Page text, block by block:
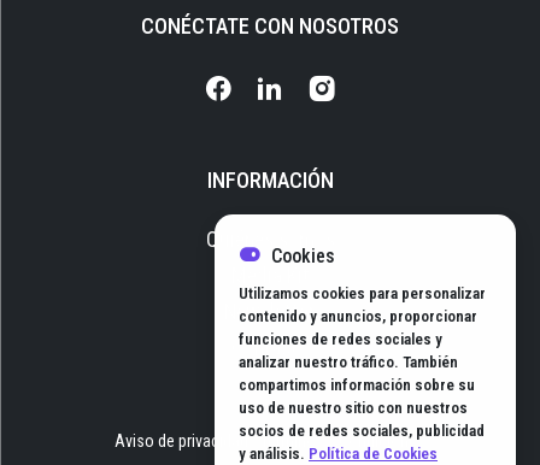
INFORMACIÓN
Quiénes somos
Newsletter
Contacto
CONÉCTATE CON NOSOTROS
Aviso de privacidad Términos y Condiciones
Cookies
Utilizamos cookies para personalizar
contenido y anuncios, proporcionar
funciones de redes sociales y
analizar nuestro tráfico. También
compartimos información sobre su
uso de nuestro sitio con nuestros
socios de redes sociales, publicidad
y análisis. Política de Cookies